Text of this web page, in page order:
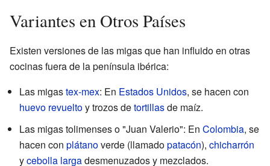
Variantes en Otros Países
Existen versiones de las migas que han influido en otras
cocinas fuera de la península ibérica:
Las migastex-mex: En Estados Unidos, se hacen con
huevo revueltoy trozos detortillasde maíz.
Las migas tolimenses o "Juan Valerio": En Colombia, se
hacen con plátanoverde (llamadopatacón), chicharrón
ycebolla largadesmenuzados y mezclados.